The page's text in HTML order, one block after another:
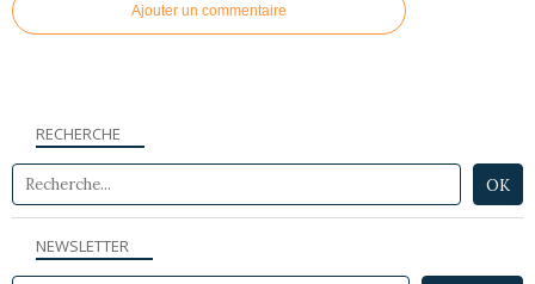
Ajouter un commentaire
NEWSLETTER
RECHERCHE